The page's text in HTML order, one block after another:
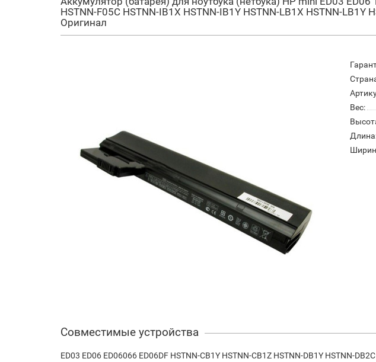
HSTNN-F05C HSTNN-IB1X HSTNN-IB1Y HSTNN-LB1X HSTNN-LB1Y
Оригинал
Вес:
Совместимые устройства
ED03 ED06 ED06066 ED06DF HSTNN-CB1Y HSTNN-CB1Z HSTNN-DB1Y HSTNN-